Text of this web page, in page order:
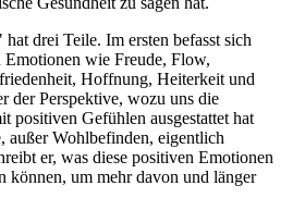
drei Teile. Im ersten befasst sich
wie Freude, Flow,
Hoffnung, Heiterkeit und
der Perspektive, wozu uns die
positiven Gefühlen ausgestattet hat
außer Wohlbefinden, eigentlich
er, was diese positiven Emotionen
können, um mehr davon und länger